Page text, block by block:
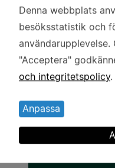
Professor
Luleå
Anna
Lärosäte:
Luleå
Användning
av
personuppgifter
och
kakor
Denna webbplats
besöksstatistik och
"Acceptera"
och integritetspolicy.
Anpassa